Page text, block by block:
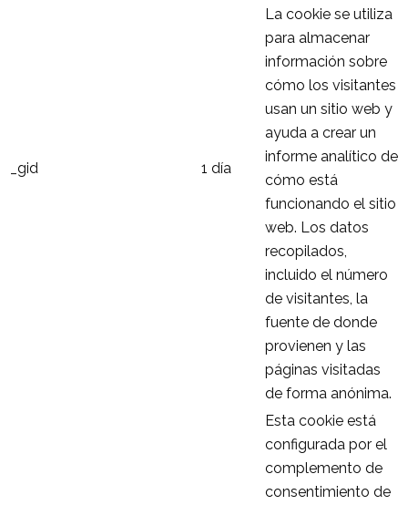
_gid 1 día
La cookie se utiliza
para almacenar
información sobre
cómo los visitantes
usan un sitio web y
ayuda a crear un
informe analítico de
cómo está
funcionando el sitio
web. Los datos
recopilados,
incluido el número
de visitantes, la
fuente de donde
provienen y las
páginas visitadas
de forma anónima.
Esta cookie está
configurada por el
complemento de
consentimiento de